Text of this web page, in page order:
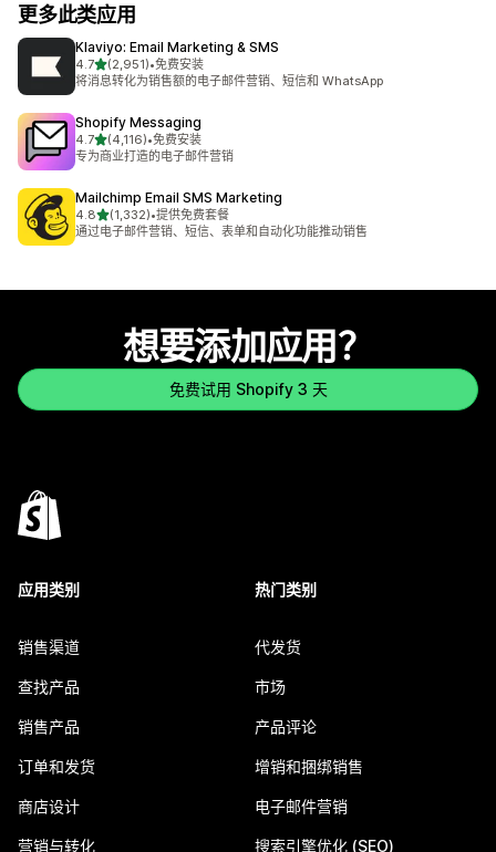
更多此类应用
Klaviyo: Email Marketing & SMS
4.7星（满分 5 星）
(2,951)
总共 2951 条评论
•免费安装
将消息转化为销售额的电子邮件营销、短信和 WhatsApp
Shopify Messaging
4.7星（满分 5 星）
(4,116)
总共 4116 条评论
•免费安装
专为商业打造的电子邮件营销
Mailchimp Email SMS Marketing
4.8星（满分 5 星）
(1,332)
总共 1332 条评论
•提供免费套餐
通过电子邮件营销、短信、表单和自动化功能推动销售
想要添加应用？
免费试用 Shopify 3 天
应用类别
销售渠道
查找产品
销售产品
订单和发货
商店设计
营销与转化
热门类别
代发货
市场
产品评论
增销和捆绑销售
电子邮件营销
搜索引擎优化 (SEO)